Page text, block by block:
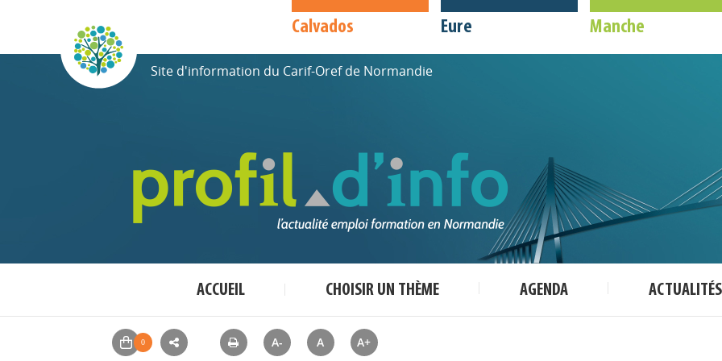
Calvados Eure Manche
Site d'information du Carif-Oref de Normandie
ACCUEIL CHOISIR UN THÈME AGENDA ACTUALITÉS
A- A A+